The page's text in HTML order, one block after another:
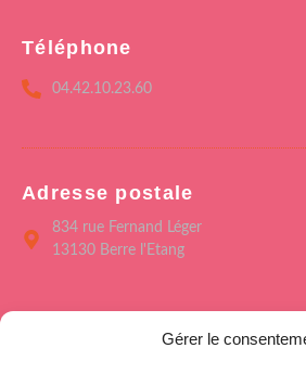
Gérer le
Téléphone
04.42.10.23.60
Adresse postale
834 rue Fernand Léger
13130 Berre l'Etang